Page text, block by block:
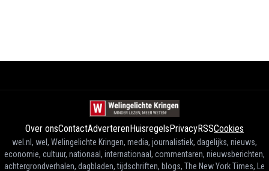
Over onsContactAdverterenHuisregels PrivacyRSSCookies
wel.nl, wel, Welingelichte Kringen, media, journalistiek, dagelijks, nieuws,
economie, cultuur, nationaal, internationaal, commentaren, nieuwsberichten,
achtergrondverhalen, dagbladen, tijdschriften, blogs, The New York Times, Le